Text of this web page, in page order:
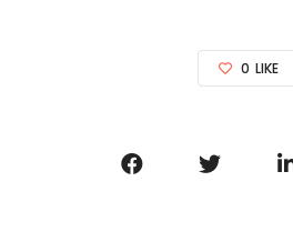
0 LIKE